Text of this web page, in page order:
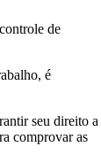
de
é
seu direito a
comprovar as